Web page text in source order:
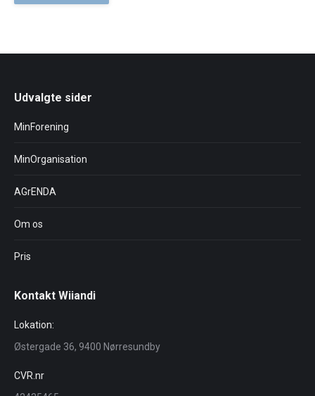
Udvalgte sider
MinForening
MinOrganisation
AGrENDA
Om os
Pris
Kontakt Wiiandi
Lokation:
Østergade 36, 9400 Nørresundby
CVR.nr